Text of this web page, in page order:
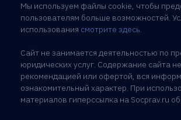
Мы используем файлы cookie, чтобы
пользователям больше возможностей.
использования смотрите здесь.
Сайт не занимается деятельностью по
юридических услуг. Содержание сайта
рекомендацией или офертой, вся
ознакомительный характер. При
материалов гиперссылка на Socprav.ru